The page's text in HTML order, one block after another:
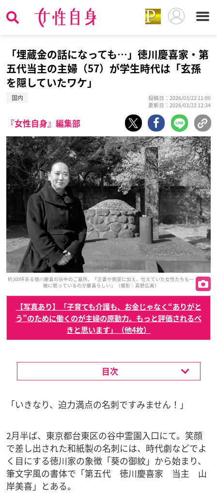
「埋蔵金の話になっても…」徳川慶喜家・第
五代当主の主婦（57）が学生時代は「玄孫
を隠していたワケ」
国内
投稿日：2026/03/22 11:00
更新日：2026/03/22 12:34
『女性自身』編集部
約300坪ある徳川慶喜の谷中のご墓所。「正妻や側室に加え、仕えていた女性たちも一
緒に眠っているのが慶喜らしい」（撮影：高野広美）
【写真あり】「子育ても介護も、お金じゃなく“ありがと
う”のために働くのが主婦の原動力。もっと評価されるべ
きと思います」（他4枚）
目次
「いきなり、迫力満点の名刺ですみません！」
2月半ば、東京都台東区の谷中霊園入口にて。笑顔
で差し出された和紙製の名刺には、時代劇などでよ
く目にする徳川家の象徴「葵の御紋」から始まり、
筆文字風の書体で「第五代 徳川慶喜家 当主 山
岸美喜」とある。